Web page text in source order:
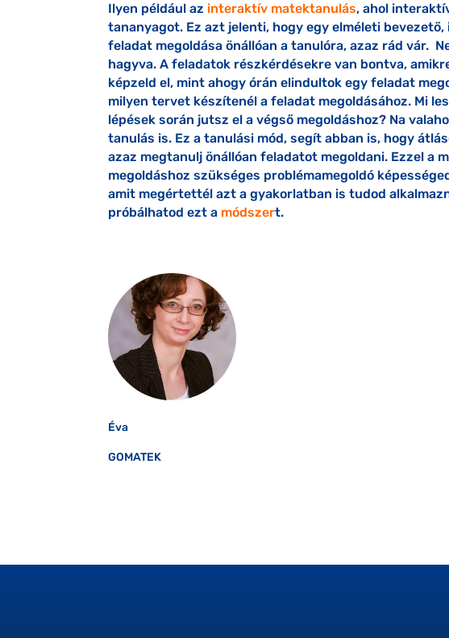
Ilyen például az interaktív matektanulás, ahol
tananyagot. Ez azt jelenti, hogy egy elméleti
feladat megoldása önállóan a tanulóra, azaz rád vár.
hagyva. A feladatok részkérdésekre van bontva,
képzeld el, mint ahogy órán elindultok egy feladat
milyen tervet készítenél a feladat megoldásához. Mi
lépések során jutsz el a végső megoldáshoz? Na
tanulás is. Ez a tanulási mód, segít abban is, hogy
azaz megtanulj önállóan feladatot megoldani. Ezzel a
megoldáshoz szükséges problémamegoldó
amit megértettél azt a gyakorlatban is tudod
próbálhatod ezt a módszert.
Éva
GOMATEK